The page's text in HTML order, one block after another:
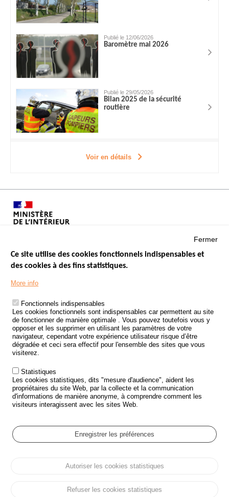
Publié le 12/06/2026
Baromètre mai 2026
Publié le 29/05/2026
Bilan 2025 de la sécurité
routière
Voir en détails
Menu
Footer
LES SITES PUBLICS
ÉTAT DE L’INSÉCURITÉ ROUTIÈRE
TRAITEMENT DES DONNÉES PERSONNELLES DES ACCIDENTS DE
LA ROUTE
ETUDES ET RECHERCHES
APPEL À PROJETS
POLITIQUE DE SÉCURITÉ ROUTIÈRE
Outils
AGENDA
GLOSSAIRE
Cookie settings
Protection des données personnelles et Cookies
Fermer
Ce site utilise des cookies fonctionnels indispensables et
des cookies à des fins statistiques.
More info
Fonctionnels indispensables
Les cookies fonctionnels sont indispensables car permettent au site
de fonctionner de manière optimale . Vous pouvez toutefois vous y
opposer et les supprimer en utilisant les paramètres de votre
navigateur, cependant votre expérience utilisateur risque d’être
dégradée et ceci sera effectif pour l'ensemble des sites que vous
visiterez.
Statistiques
Les cookies statistiques, dits "mesure d'audience", aident les
propriétaires du site Web, par la collecte et la communication
d'informations de manière anonyme, à comprendre comment les
visiteurs interagissent avec les sites Web.
Enregistrer les préférences
Autoriser les cookies statistiques
Refuser les cookies statistiques